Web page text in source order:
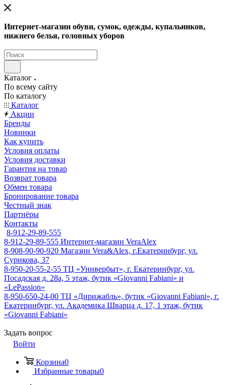
Интернет-магазин обуви, сумок, одежды, купальников,
нижнего белья, головных уборов
Каталог
По всему сайту
По каталогу
Каталог
Акции
Бренды
Новинки
Как купить
Условия оплаты
Условия доставки
Гарантия на товар
Возврат товара
Обмен товара
Бронирование товара
Честный знак
Партнёры
Контакты
8-912-29-89-555
8-912-29-89-555 Интернет-магазин VeraAlex
8-908-90-90-920 Магазин Vera&Alex, г.Екатеринбург, ул.
Сурикова, 37
8-950-20-55-2-55 ТЦ «Универбыт», г. Екатеринбург, ул.
Посадская д. 28а, 5 этаж, бутик «Giovanni Fabiani» и
«LePassion»
8-950-650-24-00 ТЦ «Дирижабль», бутик «Giovanni Fabiani», г.
Екатеринбург, ул. Академика Шварца д. 17, 1 этаж, бутик
«Giovanni Fabiani»
Задать вопрос
Войти
Корзина0
Избранные товары0